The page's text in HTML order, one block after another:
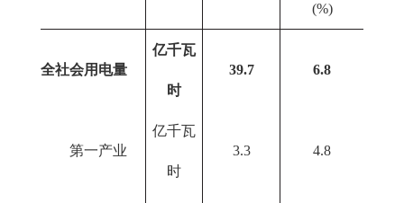
(%)
全社会用电量
亿千瓦
时
39.7 6.8
第一产业
亿千瓦
时
3.3 4.8